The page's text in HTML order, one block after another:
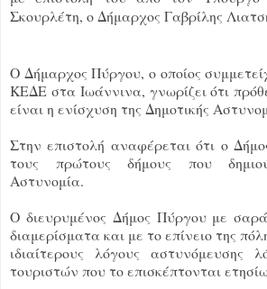
Σκουρλέτη, ο Δήμαρχος Γαβρίλης
Ο Δήμαρχος Πύργου, ο οποίος
ΚΕΔΕ στα Ιωάννινα, γνωρίζει ότι
είναι η ενίσχυση της Δημοτικής
Στην επιστολή αναφέρεται ότι ο
τους πρώτους δήμους που
Αστυνομία.
Ο διευρυμένος Δήμος Πύργου με
διαμερίσματα και με το επίνειο της
ιδιαίτερους λόγους αστυνόμευσης
τουριστών που το επισκέπτονται